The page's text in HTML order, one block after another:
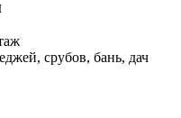
срубов, бань, дач